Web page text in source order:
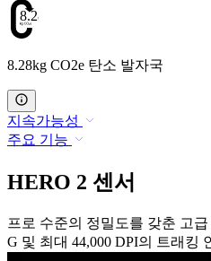
8.28
8.28kg CO2e 탄소 발자국
지속가능성
주요 기능
HERO 2 센서
프로 수준의 정밀도를 갖춘 고
G 및 최대 44,000 DPI의 트래킹